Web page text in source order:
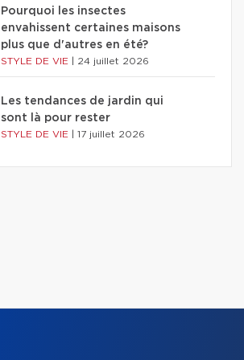
Pourquoi les insectes
envahissent certaines maisons
plus que d'autres en été?
STYLE DE VIE 24 juillet 2026
Les tendances de jardin qui
sont là pour rester
STYLE DE VIE 17 juillet 2026